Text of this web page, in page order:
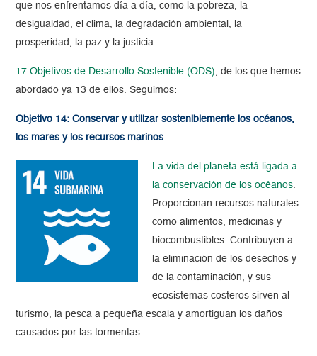
que nos enfrentamos día a día, como la pobreza, la
desigualdad, el clima, la degradación ambiental, la
prosperidad, la paz y la justicia.
17 Objetivos de Desarrollo Sostenible (ODS), de los que hemos
abordado ya 13 de ellos. Seguimos:
Objetivo 14: Conservar y utilizar sosteniblemente los océanos,
los mares y los recursos marinos
La vida del planeta está ligada a
la conservación de los océanos.
Proporcionan recursos naturales
como alimentos, medicinas y
biocombustibles. Contribuyen a
la eliminación de los desechos y
de la contaminación, y sus
ecosistemas costeros sirven al
turismo, la pesca a pequeña escala y amortiguan los daños
causados por las tormentas.